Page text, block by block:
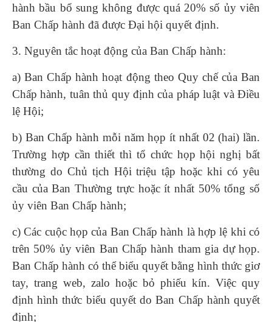
hành bầu bổ sung không được quá 20% số ủy viên
Ban Chấp hành đã được Đại hội quyết định.
3. Nguyên tắc hoạt động của Ban Chấp hành:
a) Ban Chấp hành hoạt động theo Quy chế của Ban
Chấp hành, tuân thủ quy định của pháp luật và Điều
lệ Hội;
b) Ban Chấp hành mỗi năm họp ít nhất 02 (hai) lần.
Trường hợp cần thiết thì tổ chức họp hội nghị bất
thường do Chủ tịch Hội triệu tập hoặc khi có yêu
cầu của Ban Thường trực hoặc ít nhất 50% tổng số
ủy viên Ban Chấp hành;
c) Các cuộc họp của Ban Chấp hành là hợp lệ khi có
trên 50% ủy viên Ban Chấp hành tham gia dự họp.
Ban Chấp hành có thể biểu quyết bằng hình thức giơ
tay, trang web, zalo hoặc bỏ phiếu kín. Việc quy
định hình thức biểu quyết do Ban Chấp hành quyết
định;